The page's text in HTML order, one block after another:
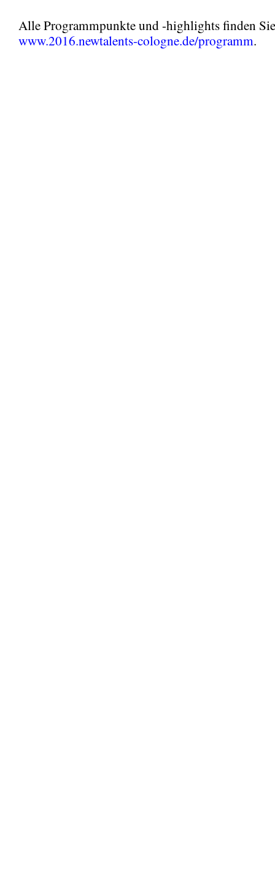
Alle Programmpunkte und -highlights finden
www.2016.newtalents-cologne.de/programm.